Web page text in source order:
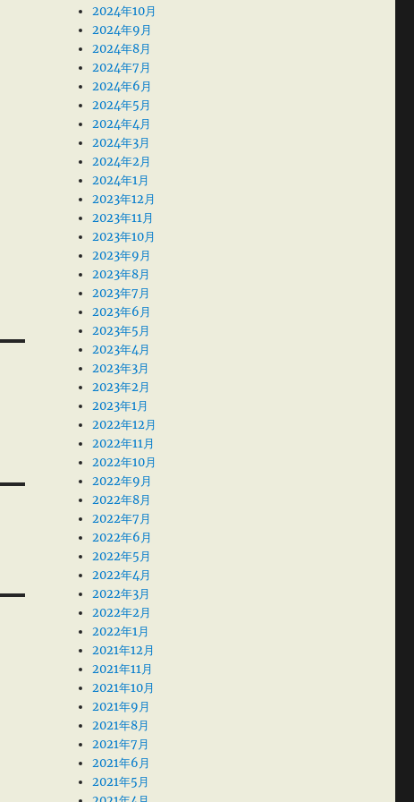
2024年10月
2024年9月
2024年8月
2024年7月
2024年6月
2024年5月
2024年4月
2024年3月
2024年2月
2024年1月
2023年12月
2023年11月
2023年10月
2023年9月
2023年8月
2023年7月
2023年6月
2023年5月
2023年4月
2023年3月
2023年2月
2023年1月
2022年12月
2022年11月
2022年10月
2022年9月
2022年8月
2022年7月
2022年6月
2022年5月
2022年4月
2022年3月
2022年2月
2022年1月
2021年12月
2021年11月
2021年10月
2021年9月
2021年8月
2021年7月
2021年6月
2021年5月